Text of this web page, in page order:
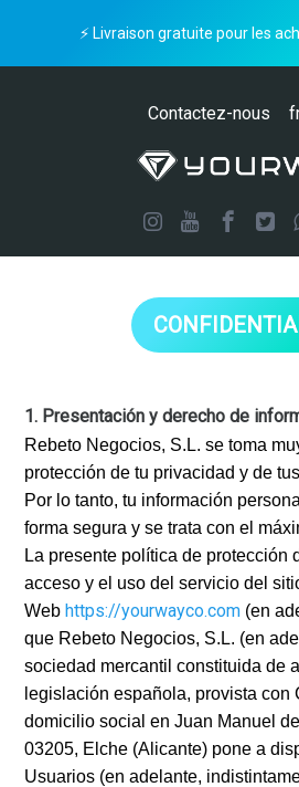
⚡ Livraison gratuite pour les
Contactez-nous
1. Presentación y derecho de
Rebeto Negocios, S.L. se toma
protección de tu privacidad y de
Por lo tanto, tu información
forma segura y se trata con el
La presente política de protección
acceso y el uso del servicio del
Web https://yourwayco.com (en
que Rebeto Negocios, S.L. (en
sociedad mercantil constituida de
legislación española, provista con
domicilio social en Juan Manuel
03205, Elche (Alicante) pone a
Usuarios (en adelante,